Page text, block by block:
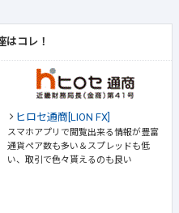
はコレ！
ヒロセ通商[LION FX]
スマホアプリで閲覧出来る情報が豊富
通貨ペア数も多い＆スプレッドも低
い、取引で色々貰えるのも良い